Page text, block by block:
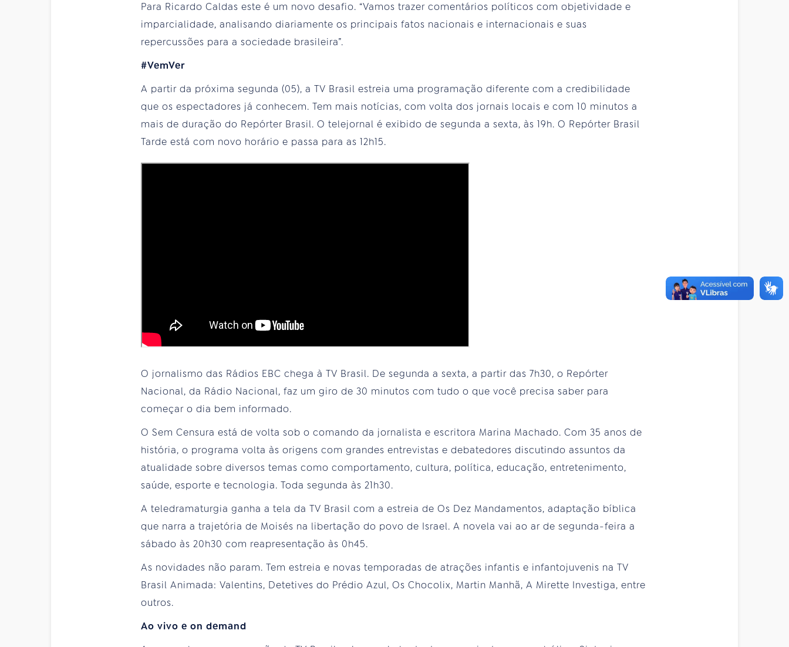
Para Ricardo Caldas este é um novo desafio. “Vamos trazer comentários políticos com objetividade e
imparcialidade, analisando diariamente os principais fatos nacionais e internacionais e suas
repercussões para a sociedade brasileira”.
#VemVer
A partir da próxima segunda (05), a TV Brasil estreia uma programação diferente com a credibilidade
que os espectadores já conhecem. Tem mais notícias, com volta dos jornais locais e com 10 minutos a
mais de duração do Repórter Brasil. O telejornal é exibido de segunda a sexta, às 19h. O Repórter Brasil
Tarde está com novo horário e passa para as 12h15.
O jornalismo das Rádios EBC chega à TV Brasil. De segunda a sexta, a partir das 7h30, o Repórter
Nacional, da Rádio Nacional, faz um giro de 30 minutos com tudo o que você precisa saber para
começar o dia bem informado.
O Sem Censura está de volta sob o comando da jornalista e escritora Marina Machado. Com 35 anos de
história, o programa volta às origens com grandes entrevistas e debatedores discutindo assuntos da
atualidade sobre diversos temas como comportamento, cultura, política, educação, entretenimento,
saúde, esporte e tecnologia. Toda segunda às 21h30.
A teledramaturgia ganha a tela da TV Brasil com a estreia de Os Dez Mandamentos, adaptação bíblica
que narra a trajetória de Moisés na libertação do povo de Israel. A novela vai ao ar de segunda-feira a
sábado às 20h30 com reapresentação às 0h45.
As novidades não param. Tem estreia e novas temporadas de atrações infantis e infantojuvenis na TV
Brasil Animada: Valentins, Detetives do Prédio Azul, Os Chocolix, Martin Manhã, A Mirette Investiga, entre
outros.
Ao vivo e on demand